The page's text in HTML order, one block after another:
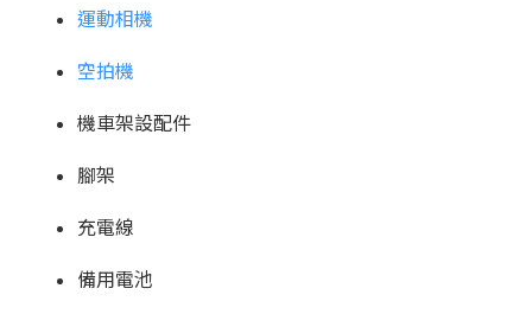
運動相機
空拍機
機車架設配件
腳架
充電線
備用電池